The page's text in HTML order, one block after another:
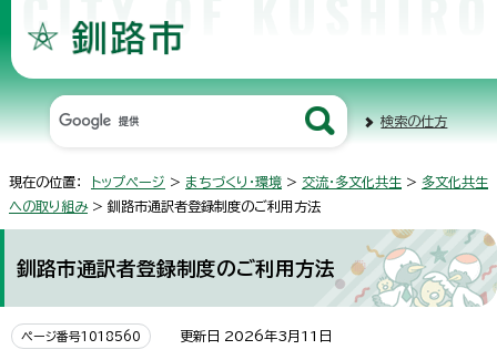
検索の仕方
現在の位置： トップページ > まちづくり・環境 > 交流・多文化共生 > 多文化共生
への取り組み> 釧路市通訳者登録制度のご利用方法
釧路市通訳者登録制度のご利用方法
ページ番号1018560 更新日 2026年3月11日